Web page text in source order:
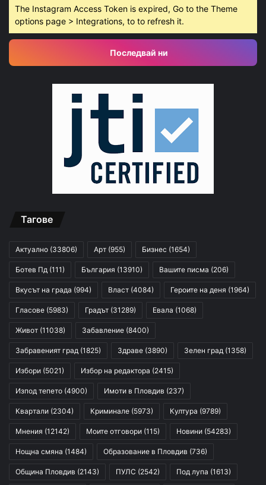
The Instagram Access Token is expired, Go to the Theme
options page > Integrations, to to refresh it.
Последвай ни
Тагове
Актуално (33806) Арт (955) Бизнес (1654)
Ботев Пд (111) България (13910) Вашите писма (206)
Вкусът на града (994) Власт (4084) Героите на деня (1964)
Гласове (5983) Градът (31289) Евала (1068)
Живот (11038) Забавление (8400)
Забравеният град (1825) Здраве (3890) Зелен град (1358)
Избори (5021) Избор на редактора (2415)
Изпод тепето (4900) Имоти в Пловдив (237)
Квартали (2304) Криминале (5973) Култура (9789)
Мнения (12142) Моите отговори (115) Новини (54283)
Нощна смяна (1484) Образование в Пловдив (736)
Община Пловдив (2143) ПУЛС (2542) Под лупа (1613)